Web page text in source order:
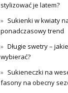
stylizować je latem?
Sukienki w kwiaty
ponadczasowy trend
Długie swetry –
wybierać?
Sukieneczki na
fasony na obecny